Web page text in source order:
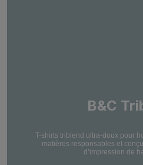
B&C
T-shirts triblend ultra-doux pour
matières responsables et
d’impression de